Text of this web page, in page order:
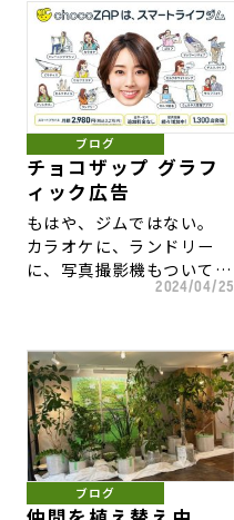
長いスパンで相手と付き合
う職種の存在感が薄まって
います。
長いことだけが良いことで
はありませんが、
次々に変えることが良いこ
とでないのは、
日本の都市景観、街並みを
見ても明らかです。
長く付き合ったがゆえに成
立する仕事もあります。
その仕事に厚みや凄みを与
えることもあります。
企画に命を吹き込んでくれ
た制作陣、俳優陣に感謝。
CM視聴は、こちらから↓
これまでの人生で、どこか
のチームに入れ込む「熱狂
的なファン」になったこと
がなく、
頭では、そのようなファン
心理をわかっているつもり
でしたが、
実際になってみると、たく
さんの発見と驚きがあり、
苦悩もあります。
昨シーズンからクリエイテ
ィブディレクターとして
ホストゲームの演出を担当
している
東芝ブレイブルーパスが、
今シーズンのホストゲーム
最終戦でした。
解体されるラグビーの聖
ブログ
2024/04/25
チョコザップ グラフ
ィック広告
もはや、ジムではない。
カラオケに、ランドリー
に、写真撮影機もついて、
これまでになかった新しい
スマートライフジム「チョ
コザップ」。
全国の主要駅、電車内で、
グラフィック広告掲出が始
まりました。
目を惹いて、伝わる原稿を
ブログ